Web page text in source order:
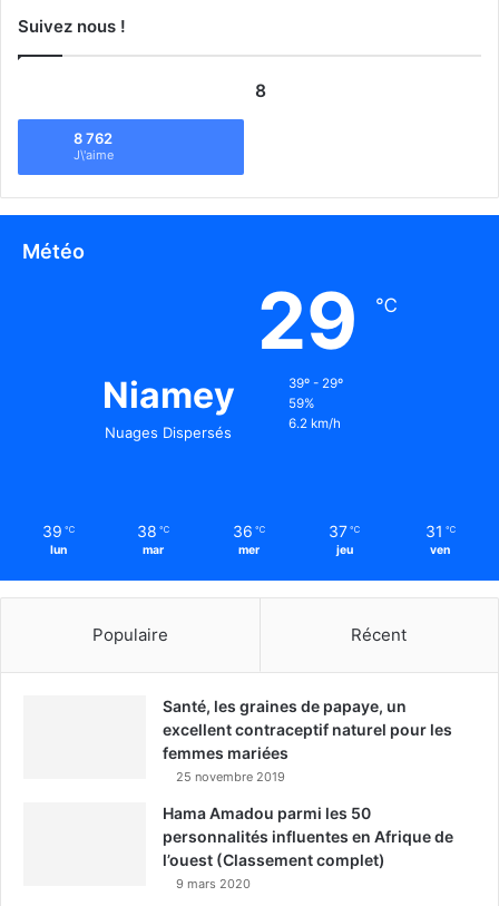
Suivez nous !
8
8 762
J\'aime
Météo
Niamey
Nuages Dispersés
29 ℃
39º - 29º
59%
6.2 km/h
39 ℃
lun
38 ℃
mar
36 ℃
mer
37 ℃
jeu
31 ℃
ven
Populaire Récent
Santé, les graines de papaye, un
excellent contraceptif naturel pour les
femmes mariées
25 novembre 2019
Hama Amadou parmi les 50
personnalités influentes en Afrique de
l’ouest (Classement complet)
9 mars 2020